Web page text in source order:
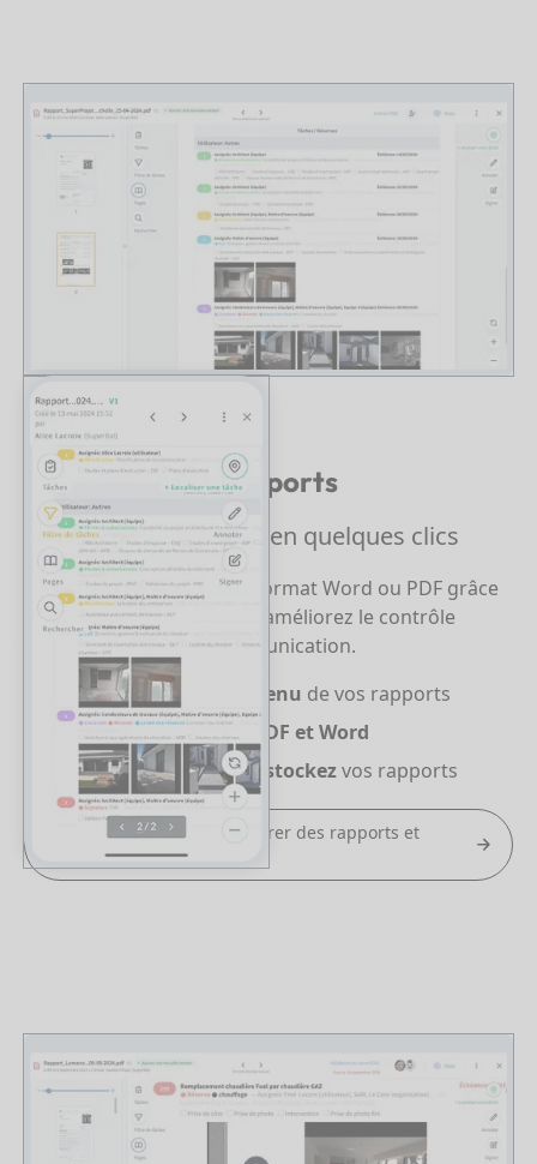
Génération de rapports
Générez des rapports en quelques clics
Générez vos rapports au format Word ou PDF grâce
à notre interface intuitive, améliorez le contrôle
qualité et facilitez la communication.
Personnalisez le contenu de vos rapports
Exportez en formats
PDF et Word
Générez, partagez et stockezvos rapports
Découvrir comment générer des rapports et
compte rendus